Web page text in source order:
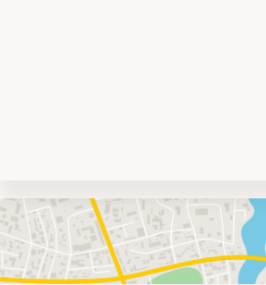
Umgebungskarte
mit
Feuerwehr-